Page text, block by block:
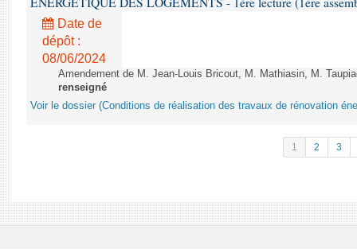
Date de
dépôt :
08/06/2024
Amendement de M. Jean-Louis Bricout, M. Mathiasin, M.
renseigné
Voir le dossier (Conditions de réalisation des travaux de rénovation
1 2 3